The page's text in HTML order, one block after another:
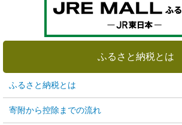
ふるさと納税とは
ふるさと納税とは
寄附から控除までの流れ